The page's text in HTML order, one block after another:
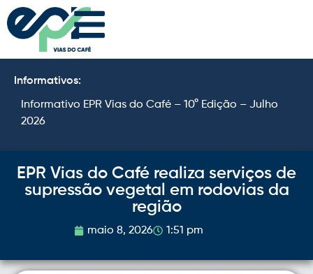
Informativos:
Informativo EPR Vias do Café – 10° Edição – Julho
2026
EPR Vias do Café realiza serviços de
supressão vegetal em rodovias da
região
maio 8, 2026 1:51 pm